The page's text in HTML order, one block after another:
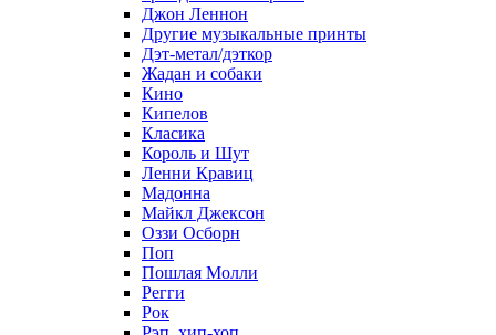
Джон Леннон
Другие музыкальные принты
Дэт-метал/дэткор
Жадан и собаки
Кино
Кипелов
Класика
Король и Шут
Ленни Кравиц
Мадонна
Майкл Джексон
Оззи Осборн
Поп
Пошлая Молли
Регги
Рок